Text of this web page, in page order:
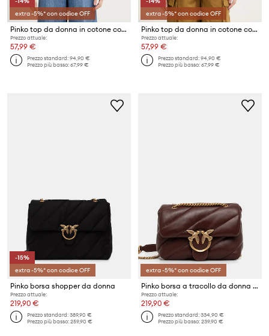
extra -5%* con codice OFF
Pinko top da donna in cotone con elastan
Prezzo attuale:
57,99 €
Prezzo standard:94,90 €
Prezzo più basso:67,99 €
extra -5%* con codice OFF
Pinko top da donna in cotone con elastan
Prezzo attuale:
57,99 €
Prezzo standard:94,90 €
Prezzo più basso:67,99 €
-15%
extra -5%* con codice OFF
Pinko borsa shopper da donna
Prezzo attuale:
219,90 €
Prezzo standard:389,90 €
Prezzo più basso:259,90 €
extra -5%* con codice OFF
Pinko borsa a tracollo da donna in pelle
Prezzo attuale:
219,90 €
Prezzo standard:334,90 €
Prezzo più basso:239,90 €